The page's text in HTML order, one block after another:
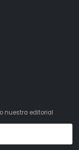
nuestra editorial